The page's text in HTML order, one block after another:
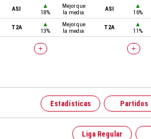
ASI
▲
18%
Mejor que
la media
T2A
▲
13%
Mejor que
la media
+
ASI
▲
16%
T2A
▲
11%
+
Estadísticas Partidos
Liga Regular